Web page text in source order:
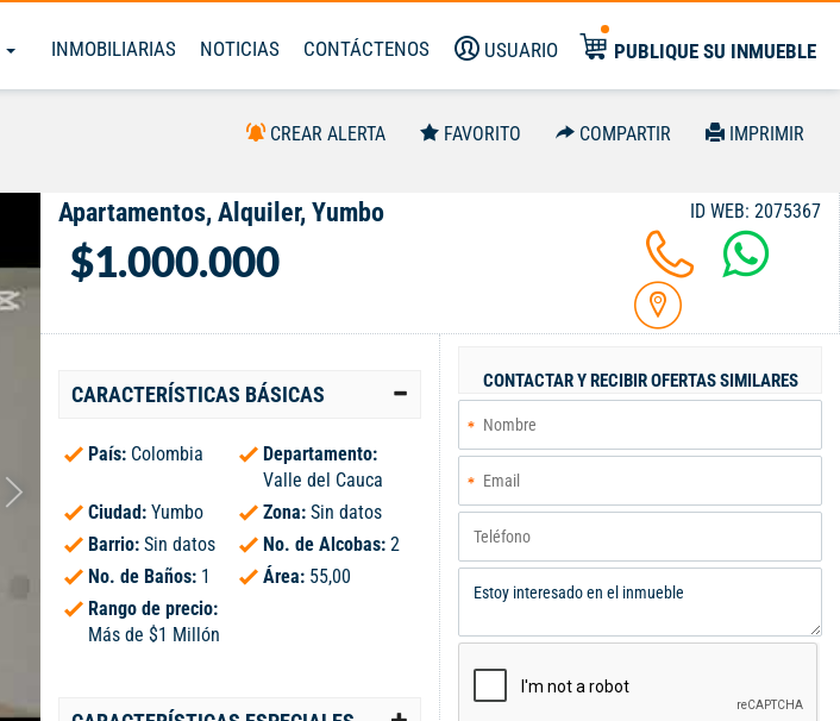
INMOBILIARIAS NOTICIAS CONTÁCTENOS USUARIO PUBLIQUE SU INMUEBLE
CREAR ALERTA FAVORITO COMPARTIR IMPRIMIR
Apartamentos, Alquiler, Yumbo
$1.000.000
ID WEB: 2075367
CARACTERÍSTICAS BÁSICAS
País: Colombia
Departamento:
Valle del Cauca
Ciudad: Yumbo Zona: Sin datos
Barrio: Sin datos No. de Alcobas: 2
No. de Baños: 1 Área: 55,00
Rango de precio:
Más de $1 Millón
CONTACTAR Y RECIBIR OFERTAS SIMILARES